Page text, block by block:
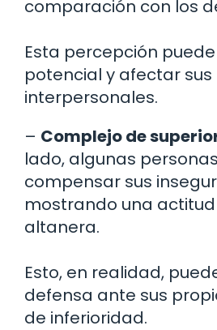
comparación con los
Esta percepción
potencial y afectar
interpersonales.
– Complejo de
lado, algunas
compensar sus
mostrando una
altanera.
Esto, en realidad,
defensa ante sus
de inferioridad.